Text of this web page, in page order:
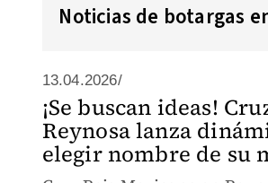
Noticias de botargas
13.04.2026/
¡Se buscan ideas!
Reynosa lanza
elegir nombre de su